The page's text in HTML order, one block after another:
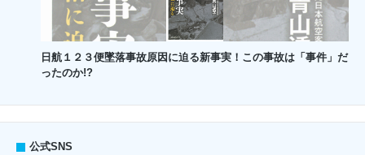
日航１２３便墜落事故原因に迫る新事実！この事故は「事件」だ
ったのか!?
公式SNS